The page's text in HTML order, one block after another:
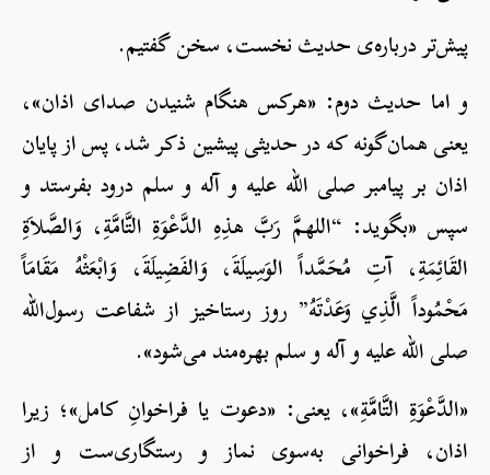
پیش‌تر درباره‌ی حدیث نخست، سخن گفتیم.
و اما حدیث دوم: «هرکس هنگام شنیدن صدای اذان»،
یعنی همان‌گونه که در حدیثی پیشین ذکر شد، پس از پایان
اذان بر پیامبر صلی الله علیه و آله و سلم درود بفرستد و
سپس «بگوید: “اللهمَّ رَبَّ هذِهِ الدَّعْوَةِ التَّامَّةِ، وَالصَّلاَةِ
القَائِمَةِ، آتِ مُحَمَّداً الوَسِيلَةَ، وَالفَضِيلَةَ، وَابْعَثْهُ مَقَامَاً
مَحْمُوداً الَّذِي وَعَدْتَهُ” روز رستاخیز از شفاعت رسول‌الله
صلی الله علیه و آله و سلم بهره‌مند می‌شود».
«الدَّعْوَةِ التَّامَّةِ»، یعنی: «دعوت یا فراخوانِ کامل»؛ زیرا
اذان، فراخوانی به‌سوی نماز و رستگاری‌ست و از